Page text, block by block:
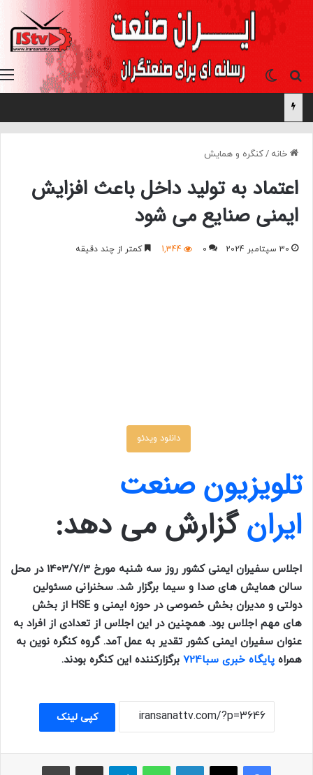
جستجو برایتغییر پوسته
خانه /کنگره و همایش
اعتماد به تولید داخل باعث افزایش
ایمنی صنایع می شود
30 سپتامبر 2024 0
1,344 کمتر از چند دقیقه
دانلود ویدئو
تلویزیون صنعت
ایرانگزارش می دهد:
اجلاس سفیران ایمنی کشور روز سه شنبه مورخ 1403/7/3 در محل
سالن همایش های صدا و سیما برگزار شد. سخنرانی مسئولین
دولتی و مدیران بخش خصوصی در حوزه ایمنی و HSE از بخش
های مهم اجلاس بود. همچنین در این اجلاس از تعدادی از افراد به
عنوان سفیران ایمنی کشور تقدیر به عمل آمد. گروه کنگره نوین به
همراه پایگاه خبری سبا724 برگزارکننده این کنگره بودند.
کپی لینک
فیسبوک ایکس لینکداین واتس آپ تلگرام